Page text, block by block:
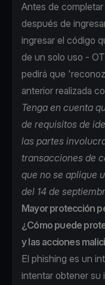
Antes de
después de
ingresar el código
de un solo uso -
pedirá que
anterior realizada
Tenga en cuenta
de requisitos de
las partes
transacciones de
que no se aplique
del 14 de
Mayor protección
¿Cómo puede
y las acciones
El phishing es un
intentar obtener su